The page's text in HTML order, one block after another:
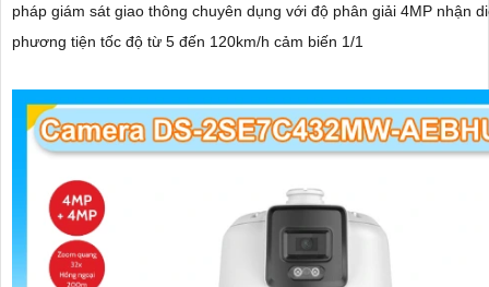
pháp giám sát giao thông chuyên dụng với độ phân giải 4MP nhận
phương tiện tốc độ từ 5 đến 120km/h cảm biến 1/1